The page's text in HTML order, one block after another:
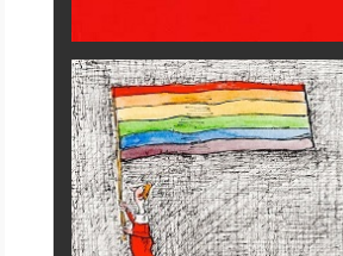
Grecia, le donne di Olympos
Viaggi
Ecco come salvare il viaggio
aereo
imprevisti...
C'era una volta la legge per le